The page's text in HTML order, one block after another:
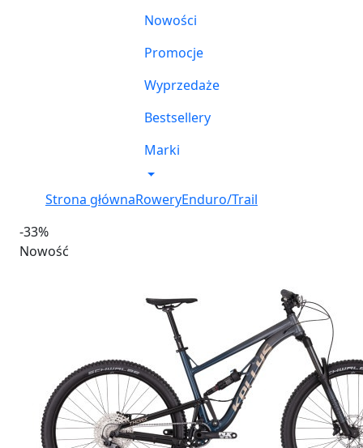
Nowości
Promocje
Wyprzedaże
Bestsellery
Marki
Strona głównaRoweryEnduro/Trail
-33%
Nowość